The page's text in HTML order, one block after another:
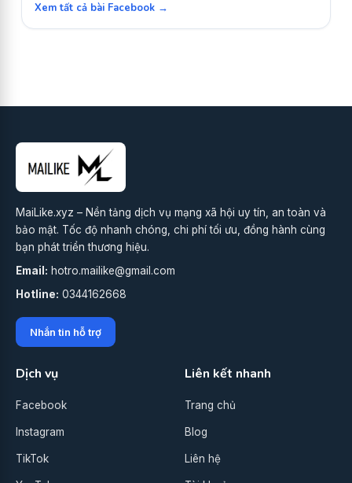
Xem tất cả bài Facebook →
MaiLike.xyz – Nền tảng dịch vụ mạng xã hội uy tín, an toàn và
bảo mật. Tốc độ nhanh chóng, chi phí tối ưu, đồng hành cùng
bạn phát triển thương hiệu.
Email: hotro.mailike@gmail.com
Hotline: 0344162668
Nhắn tin hỗ trợ
Dịch vụ
Facebook
Instagram
TikTok
Liên kết nhanh
Trang chủ
Blog
Liên hệ